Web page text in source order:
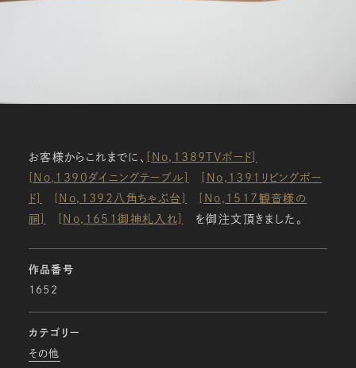
お客様からこれまでに、 [No,1389TVボード]
[No,1390ダイニングテーブル] [No,1391リビングボー
ド] [No,1392八角ちゃぶ台] [No,1517観音様の
祠] [No,1651御神札入れ] を御注文頂きました。
作品番号
1652
カテゴリー
その他